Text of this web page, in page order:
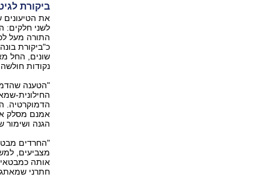
ביקורת
את הטיעונים
לשני חלקים:
התורה מעל
כ"ביקורת
שונים, החל
נקודות חולשה.
"הטענה
החילונית-
הדמוקרטיה.
אמנם מסלק
הגנה ושימור
"החרדים
מצביעים,
אותה
חתרני